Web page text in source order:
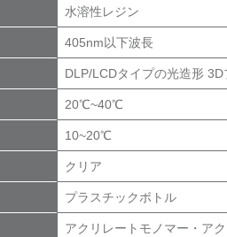
水溶性レジン
405nm以下波長
DLP/LCDタイプの光造形 3D
20℃~40℃
10~20℃
クリア
プラスチックボトル
アクリレートモノマー・ア